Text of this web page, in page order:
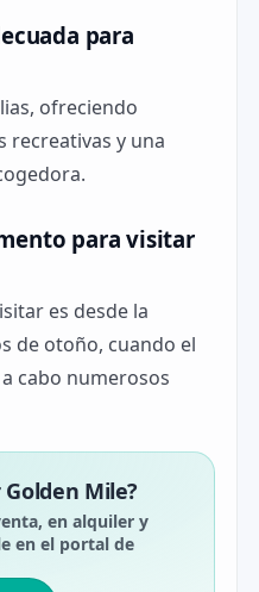
para
ofreciendo
recreativas y una
para visitar
es desde la
de otoño, cuando el
cabo numerosos
Mile?
en alquiler y
en el portal de